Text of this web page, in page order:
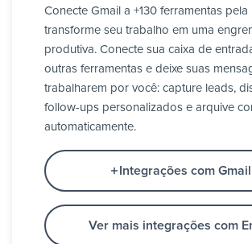
Conecte Gmail a +130 ferramentas pela
transforme seu trabalho em uma
produtiva. Conecte sua caixa de
outras ferramentas e deixe suas
trabalharem por você: capture leads,
follow-ups personalizados e arquive
automaticamente.
Integrações com Gmail
Ver mais integrações com